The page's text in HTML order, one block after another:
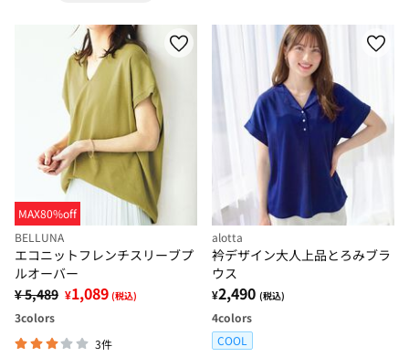
MAX80%off
BELLUNA
エコニットフレンチスリーブプ
ルオーバー
¥ 5,489 ¥1,089 (税込)
3colors
3件
alotta
衿デザイン大人上品とろみブラ
ウス
¥2,490 (税込)
4colors
COOL